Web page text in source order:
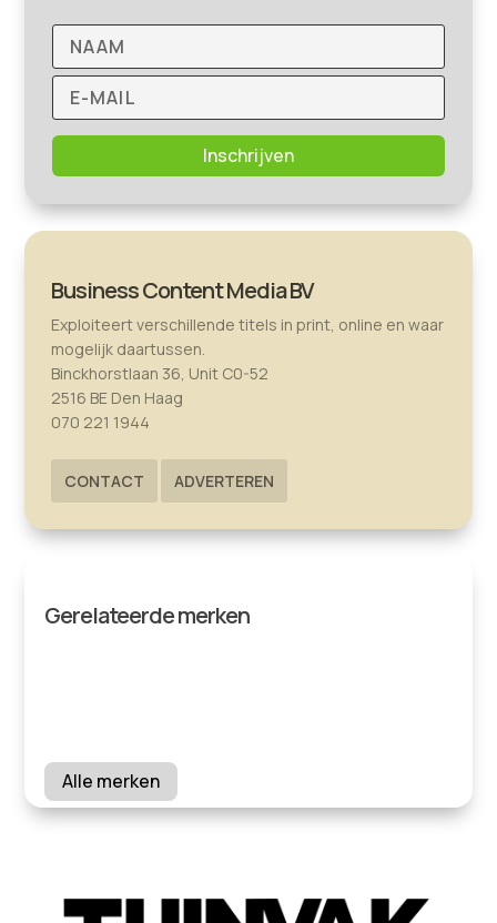
Inschrijven
Business Content Media BV
Exploiteert verschillende titels in print, online en waar
mogelijk daartussen.
Binckhorstlaan 36, Unit C0-52
2516 BE Den Haag
070 221 1944
CONTACT ADVERTEREN
Gerelateerde merken
Alle merken